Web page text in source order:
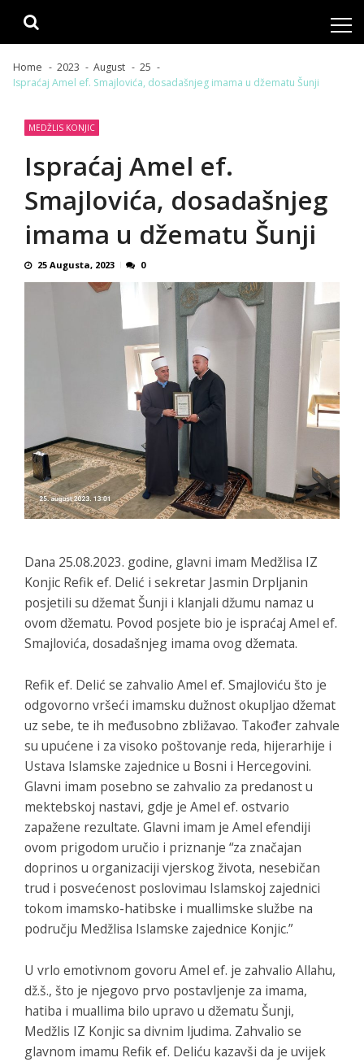
Home 2023 August
25
Ispraćaj Amel ef. Smajlovića, dosadašnjeg imama u džematu Šunji
MEDŽLIS KONJIC
Ispraćaj Amel ef.
Smajlovića, dosadašnjeg
imama u džematu Šunji
25 Augusta, 2023 0
Dana 25.08.2023. godine, glavni imam Medžlisa IZ
Konjic Refik ef. Delić i sekretar Jasmin Drpljanin
posjetili su džemat Šunji i klanjali džumu namaz u
ovom džematu. Povod posjete bio je ispraćaj Amel ef.
Smajlovića, dosadašnjeg imama ovog džemata.
Refik ef. Delić se zahvalio Amel ef. Smajloviću što je
odgovorno vršeći imamsku dužnost okupljao džemat
uz sebe, te ih međusobno zbližavao. Također zahvale
su upućene i za visoko poštovanje reda, hijerarhije i
Ustava Islamske zajednice u Bosni i Hercegovini.
Glavni imam posebno se zahvalio za predanost u
mektebskoj nastavi, gdje je Amel ef. ostvario
zapažene rezultate. Glavni imam je Amel efendiji
ovom prigodom uručio i priznanje “za značajan
doprinos u organizaciji vjerskog života, nesebičan
trud i posvećenost poslovimau Islamskoj zajednici
tokom imamsko-hatibske i muallimske službe na
području Medžlisa Islamske zajednice Konjic.”
U vrlo emotivnom govoru Amel ef. je zahvalio Allahu,
dž.š., što je njegovo prvo postavljenje za imama,
hatiba i muallima bilo upravo u džematu Šunji,
Medžlis IZ Konjic sa divnim ljudima. Zahvalio se
glavnom imamu Refik ef. Deliću kazavši da je uvijek